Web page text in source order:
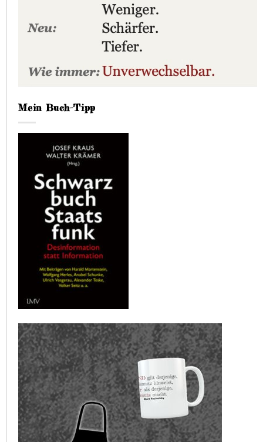
Mein Buch-Tipp